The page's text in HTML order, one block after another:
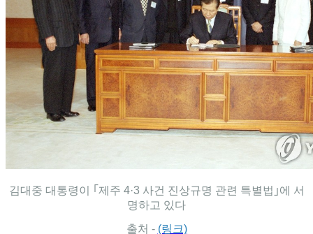
김대중 대통령이 ｢ 제주 4·3 사건 진상규명 관련 특별법 ｣에 서
명하고 있다
출처 - (링크)